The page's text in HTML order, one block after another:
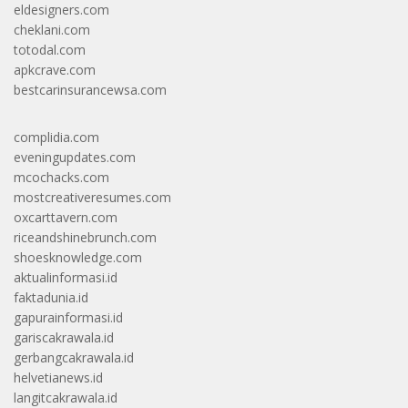
eldesigners.com
cheklani.com
totodal.com
apkcrave.com
bestcarinsurancewsa.com
complidia.com
eveningupdates.com
mcochacks.com
mostcreativeresumes.com
oxcarttavern.com
riceandshinebrunch.com
shoesknowledge.com
aktualinformasi.id
faktadunia.id
gapurainformasi.id
gariscakrawala.id
gerbangcakrawala.id
helvetianews.id
langitcakrawala.id